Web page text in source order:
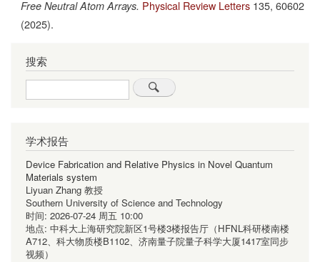
Free Neutral Atom Arrays. Physical Review Letters 135, 60602
(2025).
搜索
Search
学术报告
Device Fabrication and Relative Physics in Novel Quantum
Materials system
Liyuan Zhang 教授
Southern University of Science and Technology
时间: 2026-07-24 周五 10:00
地点: 中科大上海研究院新区1号楼3楼报告厅（HFNL科研楼南楼
A712、科大物质楼B1102、济南量子院量子科学大厦1417室同步
视频）